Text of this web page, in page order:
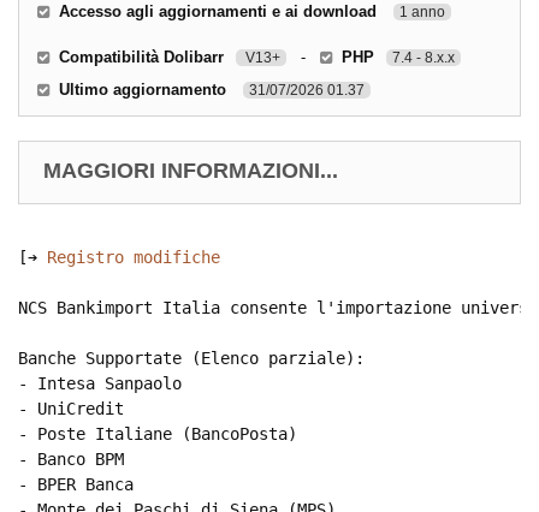
Accesso agli aggiornamenti e ai download 1 anno
Compatibilità Dolibarr V13+ - PHP 7.4 - 8.x.x
Ultimo aggiornamento 31/07/2026 01.37
MAGGIORI INFORMAZIONI...
[➔ Registro modifiche
NCS Bankimport Italia consente l'importazione
Banche Supportate (Elenco parziale):
- Intesa Sanpaolo
- UniCredit
- Poste Italiane (BancoPosta)
- Banco BPM
- BPER Banca